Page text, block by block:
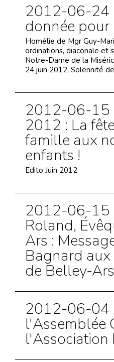
2012-06-24
donnée pour
Homélie de Mgr Guy-
ordinations, diaconale et
Notre-Dame de la
24 juin 2012, Solennité
2012-06-15
2012 : La
famille aux
enfants !
Edito Juin 2012
2012-06-15
Roland,
Ars :
Bagnard
de Belley-Ars
2012-06-04
l'Assemblée
l'Association